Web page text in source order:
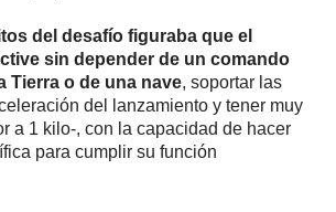
del desafío figuraba que el
sin depender de un comando
Tierra o de una nave, soportar las
del lanzamiento y tener muy
a 1 kilo-, con la capacidad de hacer
para cumplir su función